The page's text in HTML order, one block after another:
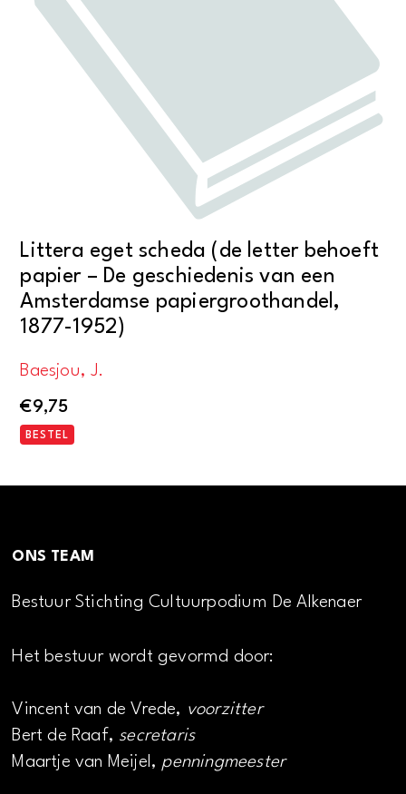
Littera eget scheda (de letter behoeft
papier – De geschiedenis van een
Amsterdamse papiergroothandel,
1877-1952)
Baesjou, J.
€9,75
BESTEL
ONS TEAM
Bestuur Stichting Cultuurpodium De Alkenaer
Het bestuur wordt gevormd door:
Vincent van de Vrede, voorzitter
Bert de Raaf, secretaris
Maartje van Meijel, penningmeester